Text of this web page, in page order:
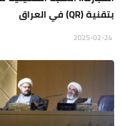
بتقنية (QR) في العراق